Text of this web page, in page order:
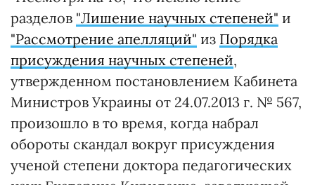
разделов "Лишение научных степеней" и
"Рассмотрение апелляций" из Порядка
присуждения научных степеней,
утвержденном постановлением Кабинета
Министров Украины от 24.07.2013 г. № 567,
произошло в то время, когда набрал
обороты скандал вокруг присуждения
ученой степени доктора педагогических